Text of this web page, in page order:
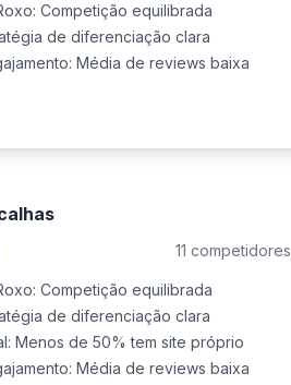
Competição equilibrada
de diferenciação clara
Média de reviews baixa
11 competidores
Competição equilibrada
de diferenciação clara
Menos de 50% tem site próprio
Média de reviews baixa